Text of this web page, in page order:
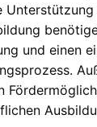
und einen